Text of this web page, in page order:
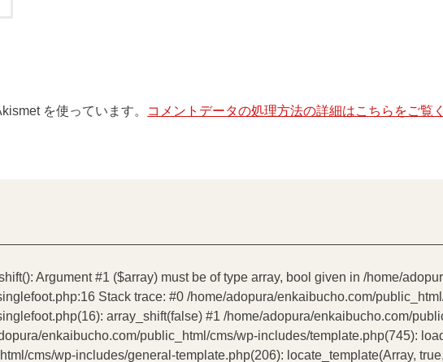
を使っています。 コメントデータの処理方法の詳細はこちらをご覧
Argument #1 ($array) must be of type array, bool given in /home/
Stack trace: #0 /home/adopura/enkaibucho.com/
array_shift(false) #1 /home/adopura/enkaibucho.com/
enkaibucho.com/public_html/cms/wp-includes/template.php(745):
cms/wp-includes/general-template.php(206): locate_template(Array,